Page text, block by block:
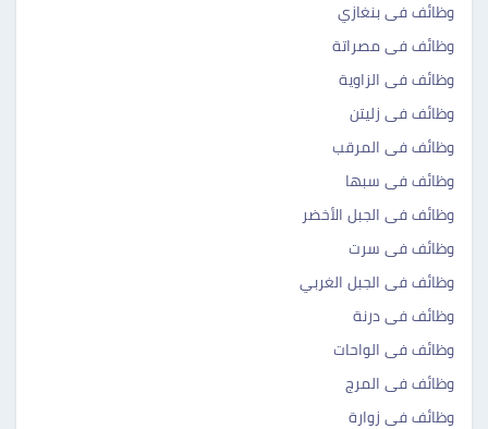
وظائف فى بنغازي
وظائف فى مصراتة
وظائف فى الزاوية
وظائف فى زليتن
وظائف فى المرقب
وظائف فى سبها
وظائف فى الجبل الأخضر
وظائف فى سرت
وظائف فى الجبل الغربي
وظائف فى درنة
وظائف فى الواحات
وظائف فى المرج
وظائف فى زوارة